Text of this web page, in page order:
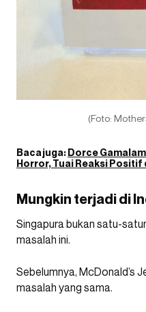
(Foto:
Baca juga:Dorce
Horror, Tuai Reaksi Positif
Mungkin terjadi di
Singapura bukan satu-
masalah ini.
Sebelumnya, McDonald’s
masalah yang sama.